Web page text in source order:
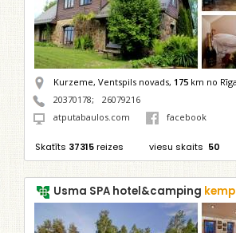
Kurzeme, Ventspils novads, 175 km no
20370178;
26079216
atputabaulos.com
facebook
Skatīts 37315reizes viesu skaits 50
Usma SPA hotel&camping